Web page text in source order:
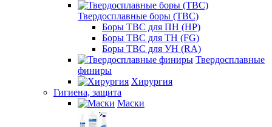
Твердосплавные боры (ТВС)
Боры ТВС для ПН (HP)
Боры ТВС для ТН (FG)
Боры ТВС для УН (RA)
Твердосплавные
финиры
Хирургия
Гигиена, защита
Маски